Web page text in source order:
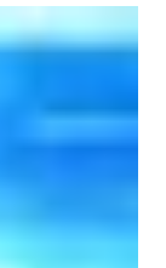
da startup
desse